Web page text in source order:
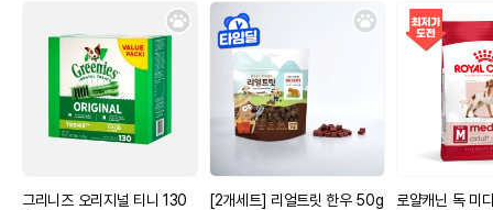
그리니즈 오리지널 티니 130
[2개세트] 리얼트릿 한우 50g
로얄캐닌 독 미